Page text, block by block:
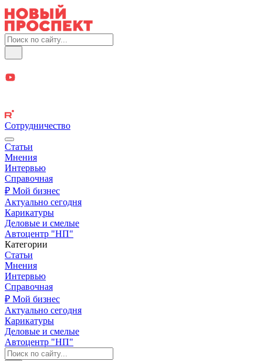
Сотрудничество
Статьи
Мнения
Интервью
Справочная
₽ Мой бизнес
Актуально сегодня
Карикатуры
Деловые и смелые
Автоцентр "НП"
Категории
Статьи
Мнения
Интервью
Справочная
₽ Мой бизнес
Актуально сегодня
Карикатуры
Деловые и смелые
Автоцентр "НП"